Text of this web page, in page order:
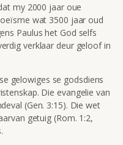
my 2000 jaar oue
wat 3500 jaar oud
Paulus het God selfs
verklaar deur geloof in
gelowiges se godsdiens
Die evangelie van
(Gen. 3:15). Die wet
getuig (Rom. 1:2,